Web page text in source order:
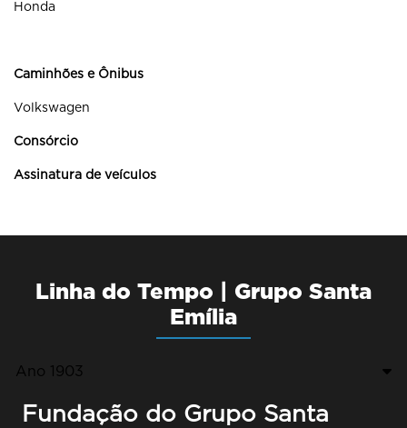
Honda
Caminhões e Ônibus
Volkswagen
Consórcio
Assinatura de veículos
Linha do Tempo | Grupo Santa
Emília
Ano 1903
Fundação do Grupo Santa